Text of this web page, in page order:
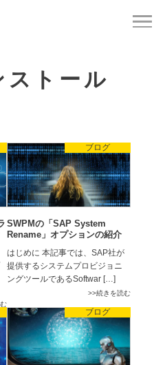
ストール
ブログ
SWPMの「SAP System
Rename」オプションの紹介
はじめに 本記事では、SAP社が
提供するシステムプロビジョニ
ングツールであるSoftwar […]
続きを読む
ブログ